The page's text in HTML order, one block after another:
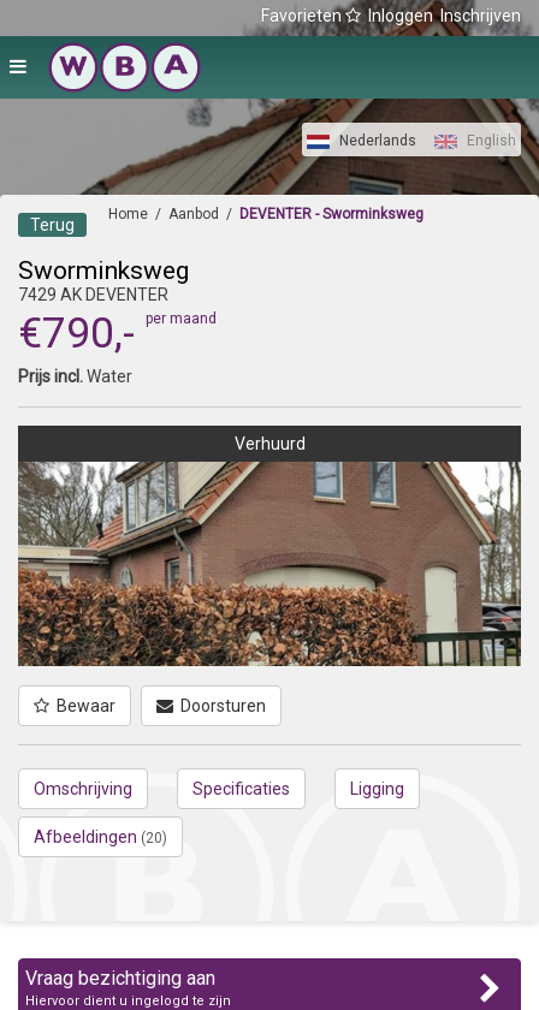
Favorieten Inloggen Inschrijven
Nederlands English
Home / Aanbod / DEVENTER - Sworminksweg
Terug
Sworminksweg
7429 AK DEVENTER
€790,- per maand
Prijs incl.Water
Verhuurd
Bewaar Doorsturen
Omschrijving Specificaties Ligging
Afbeeldingen (20)
Vraag bezichtiging aan
Hiervoor dient u ingelogd te zijn